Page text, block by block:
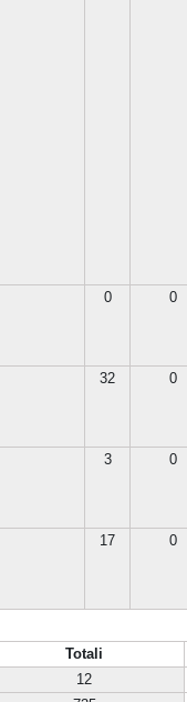
0 0
32 0
3 0
17 0
Totali
12